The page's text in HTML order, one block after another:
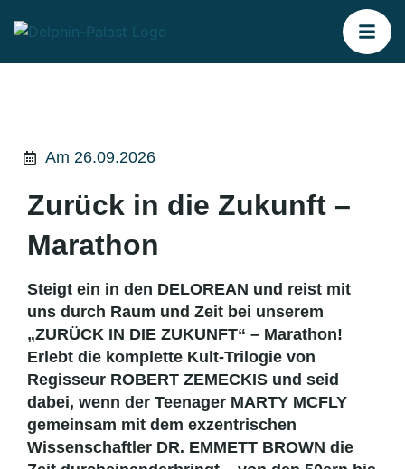
Am 26.09.2026
Zurück in die Zukunft –
Marathon
Steigt ein in den DELOREAN und reist mit
uns durch Raum und Zeit bei unserem
„ZURÜCK IN DIE ZUKUNFT“ – Marathon!
Erlebt die komplette Kult-Trilogie von
Regisseur ROBERT ZEMECKIS und seid
dabei, wenn der Teenager MARTY MCFLY
gemeinsam mit dem exzentrischen
Wissenschaftler DR. EMMETT BROWN die